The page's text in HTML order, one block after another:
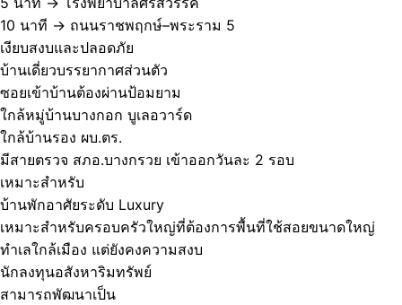
10 นาที → ถนนราชพฤกษ์–พระราม 5
เงียบสงบและปลอดภัย
บ้านเดี่ยวบรรยากาศส่วนตัว
ซอยเข้าบ้านต้องผ่านป้อมยาม
ใกล้หมู่บ้านบางกอก บูเลอวาร์ด
ใกล้บ้านรอง ผบ.ตร.
มีสายตรวจ สภอ.บางกรวย เข้าออกวันละ 2 รอบ
เหมาะสำหรับ
บ้านพักอาศัยระดับ Luxury
เหมาะสำหรับครอบครัวใหญ่ที่ต้องการพื้นที่ใช้สอยขนาดใหญ่
ทำเลใกล้เมือง แต่ยังคงความสงบ
นักลงทุนอสังหาริมทรัพย์
สามารถพัฒนาเป็น